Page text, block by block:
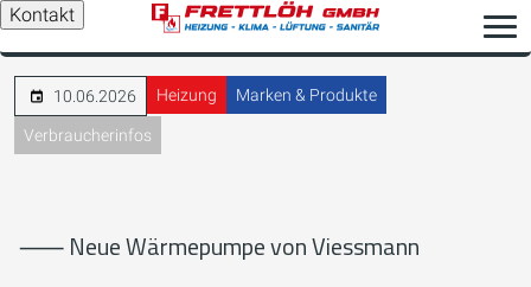
Kontakt
10.06.2026 Heizung Marken & Produkte
Verbraucherinfos
⸺ Neue Wärmepumpe von Viessmann